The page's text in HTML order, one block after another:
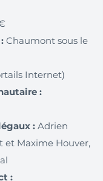
Chaumont sous le
Internet)
:
: Adrien
et Maxime Houver,
: